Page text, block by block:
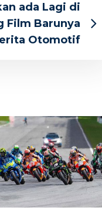
ada Lagi di
Film Barunya
Otomotif